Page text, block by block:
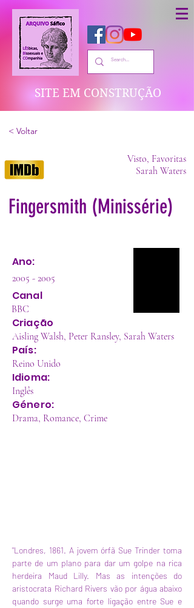
SITE EM CONSTRUÇÃO
< Voltar
Visto, Favoritas
Sarah Waters
Fingersmith (Minissérie)
Ano:
2005 - 2005
Canal
BBC
Criação
Aisling Walsh, Peter Ransley, Sarah Waters
País:
Reino Unido
Idioma:
Inglês
Género:
Drama, Romance, Crime
"Londres, 1861. A jovem órfã Sue Trinder toma
parte de um plano para dar um golpe na rica
herdeira Maud Lilly. Mas as intenções do
aristocrata Richard Rivers vão por água abaixo
quando surge uma forte ligação entre Sue e